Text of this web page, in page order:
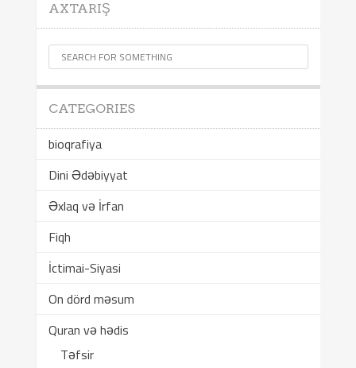
AXTARIŞ
CATEGORIES
bioqrafiya
Dini Ədəbiyyat
Əxlaq və İrfan
Fiqh
İctimai-Siyasi
On dörd məsum
Quran və hədis
Təfsir